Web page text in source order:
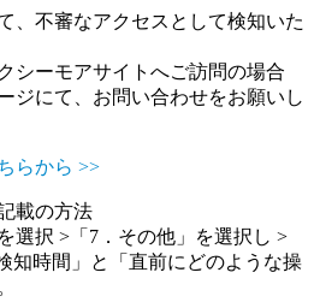
、不審なアクセスとして検知いた
シーモアサイトへご訪問の場合
ジにて、お問い合わせをお願いし
らから >>
載の方法
選択 >「7．その他」を選択し >
知時間」と「直前にどのような操